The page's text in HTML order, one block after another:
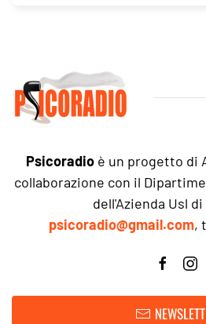
Psicoradioè un progetto di
collaborazione con il
dell'Azienda Usl
psicoradio@gmail.com,